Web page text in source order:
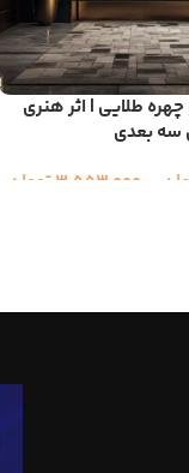
چهره طلایی | اثر هنری
سه بعدی
3,553,000تومان